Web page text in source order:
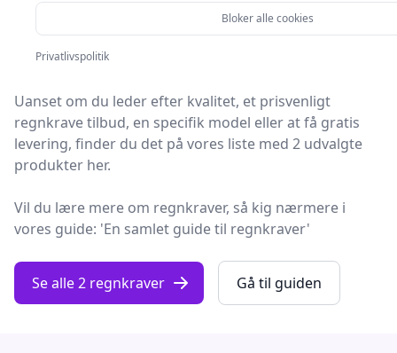
Søger du efter de bedste regnkraver? På Fashion
Online har vi udvalgt de 2 mest populære produkter,
så du nemt kan træffe et godt valg.
Uanset om du leder efter kvalitet, et prisvenligt
regnkrave tilbud, en specifik model eller at få gratis
levering, finder du det på vores liste med 2 udvalgte
produkter her.
Vil du lære mere om regnkraver, så kig nærmere i
vores guide: 'En samlet guide til regnkraver'
Se alle 2 regnkraver Gå til guiden
Bloker alle cookies
Privatlivspolitik